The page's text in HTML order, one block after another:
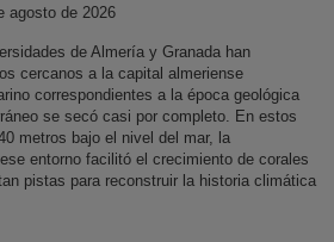
agosto de 2026
de Almería y Granada han
cercanos a la capital almeriense
correspondientes a la época geológica
se secó casi por completo. En estos
metros bajo el nivel del mar, la
entorno facilitó el crecimiento de corales
pistas para reconstruir la historia climática